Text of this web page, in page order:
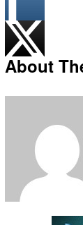
About